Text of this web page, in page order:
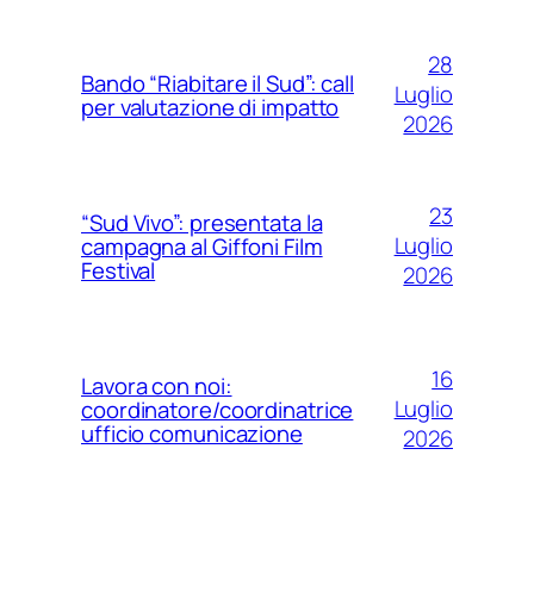
Bando “Riabitare il Sud”: call
per valutazione di impatto
28
Luglio
2026
“Sud Vivo”: presentata la
campagna al Giffoni Film
Festival
23
Luglio
2026
Lavora con noi:
coordinatore/coordinatrice
ufficio comunicazione
16
Luglio
2026